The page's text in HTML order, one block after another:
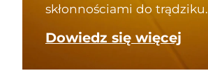
skłonnościami do trądziku.
Dowiedz się więcej